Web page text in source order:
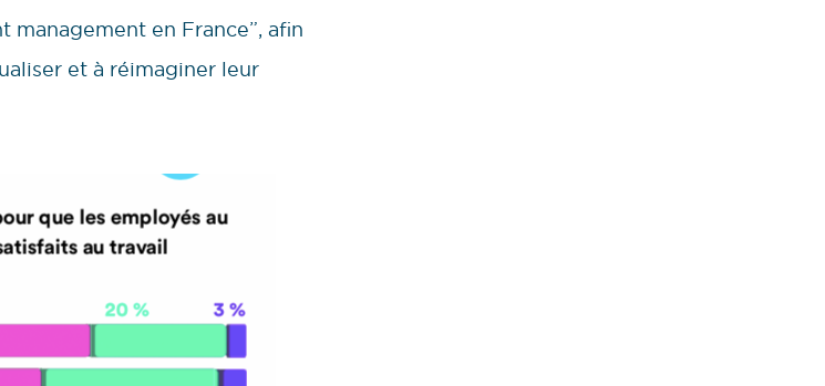
management en France”, afin
et à réimaginer leur